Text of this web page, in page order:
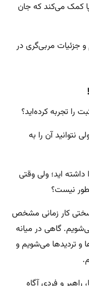
کمک می‌کند که جان
جزئیات مربی‌گری در
را تجربه کرده‌اید؟
نتوانید آن را به
داشته اید؛ ولی وقتی
نیست؟
کار زمانی مشخص
گاهی در میانه
تردیدها می‌شویم و